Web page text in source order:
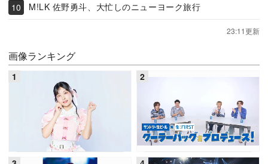
M!LK 佐野勇斗、大忙しのニューヨーク旅行
23:11更新
画像ランキング